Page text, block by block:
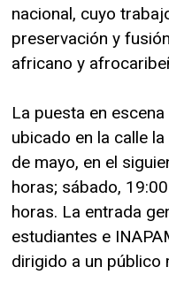
nacional, cuyo
preservación y
africano y
La puesta en
ubicado en la calle
de mayo, en el
horas; sábado,
horas. La entrada
estudiantes e
dirigido a un público